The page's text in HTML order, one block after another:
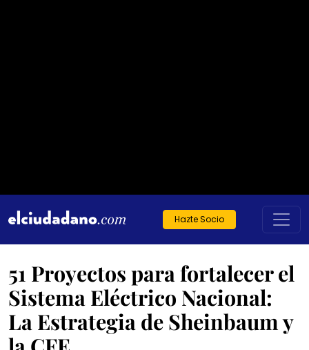
Hazte Socio
51 Proyectos para fortalecer el
Sistema Eléctrico Nacional:
La Estrategia de Sheinbaum y